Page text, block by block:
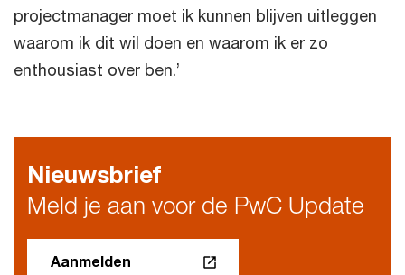
projectmanager moet ik kunnen blijven uitleggen
waarom ik dit wil doen en waarom ik er zo
enthousiast over ben.’
Nieuwsbrief
Meld je aan voor de PwC Update
Aanmelden